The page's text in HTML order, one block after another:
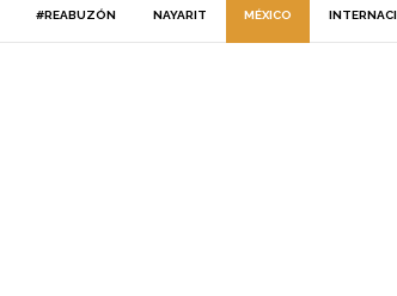
#REABUZÓN NAYARIT MÉXICO